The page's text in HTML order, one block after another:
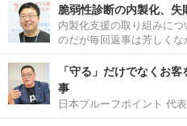
脆弱性診断の内製化、
内製化支援の取り組みに
のだが毎回返事は芳しくな
「守る」だけでなくお
事
日本プルーフポイント 代